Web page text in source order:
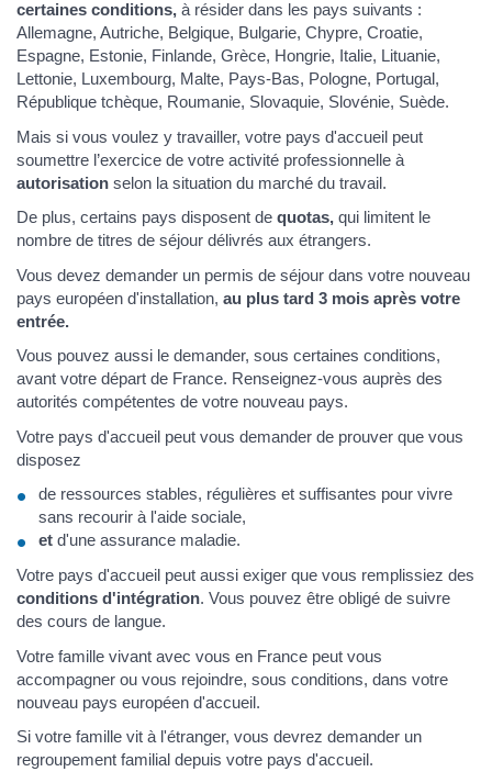
certaines conditions, à résider dans les pays suivants :
Allemagne, Autriche, Belgique, Bulgarie, Chypre, Croatie,
Espagne, Estonie, Finlande, Grèce, Hongrie, Italie, Lituanie,
Lettonie, Luxembourg, Malte, Pays-Bas, Pologne, Portugal,
République tchèque, Roumanie, Slovaquie, Slovénie, Suède.
Mais si vous voulez y travailler, votre pays d'accueil peut
soumettre l’exercice de votre activité professionnelle à
autorisation selon la situation du marché du travail.
De plus, certains pays disposent de quotas, qui limitent le
nombre de titres de séjour délivrés aux étrangers.
Vous devez demander un permis de séjour dans votre nouveau
pays européen d'installation, au plus tard 3 mois après votre
entrée.
Vous pouvez aussi le demander, sous certaines conditions,
avant votre départ de France. Renseignez-vous auprès des
autorités compétentes de votre nouveau pays.
Votre pays d'accueil peut vous demander de prouver que vous
disposez
de ressources stables, régulières et suffisantes pour vivre
sans recourir à l'aide sociale,
et d'une assurance maladie.
Votre pays d'accueil peut aussi exiger que vous remplissiez des
conditions d'intégration. Vous pouvez être obligé de suivre
des cours de langue.
Votre famille vivant avec vous en France peut vous
accompagner ou vous rejoindre, sous conditions, dans votre
nouveau pays européen d'accueil.
Si votre famille vit à l'étranger, vous devrez demander un
regroupement familial depuis votre pays d'accueil.